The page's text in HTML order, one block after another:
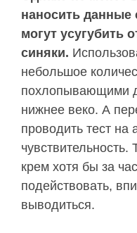
наносить данные
могут усугубить
синяки.
небольшое
похлопывающими
нижнее веко. А
проводить тест на
крем хотя бы за
подействовать,
выводиться.